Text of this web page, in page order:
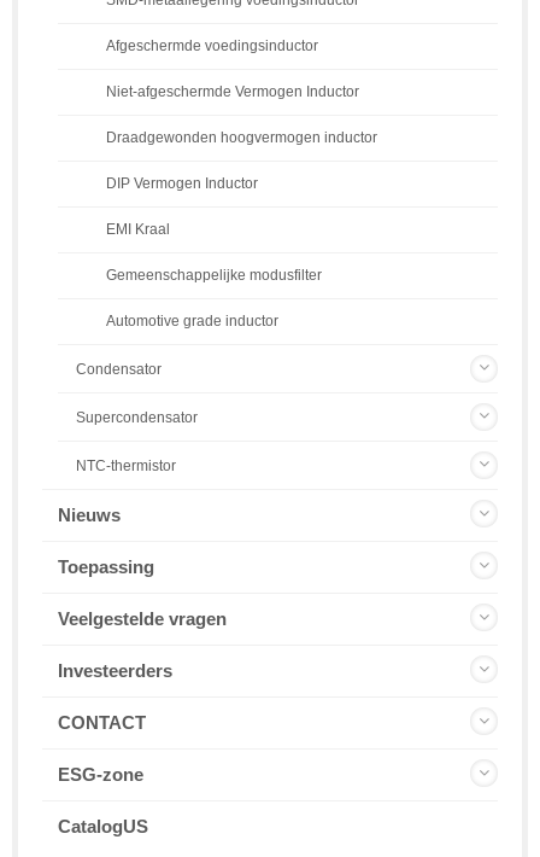
Afgeschermde voedingsinductor
Niet-afgeschermde Vermogen Inductor
Draadgewonden hoogvermogen inductor
DIP Vermogen Inductor
EMI Kraal
Gemeenschappelijke modusfilter
Automotive grade inductor
Condensator
Supercondensator
NTC-thermistor
Nieuws
Toepassing
Veelgestelde vragen
Investeerders
CONTACT
ESG-zone
CatalogUS